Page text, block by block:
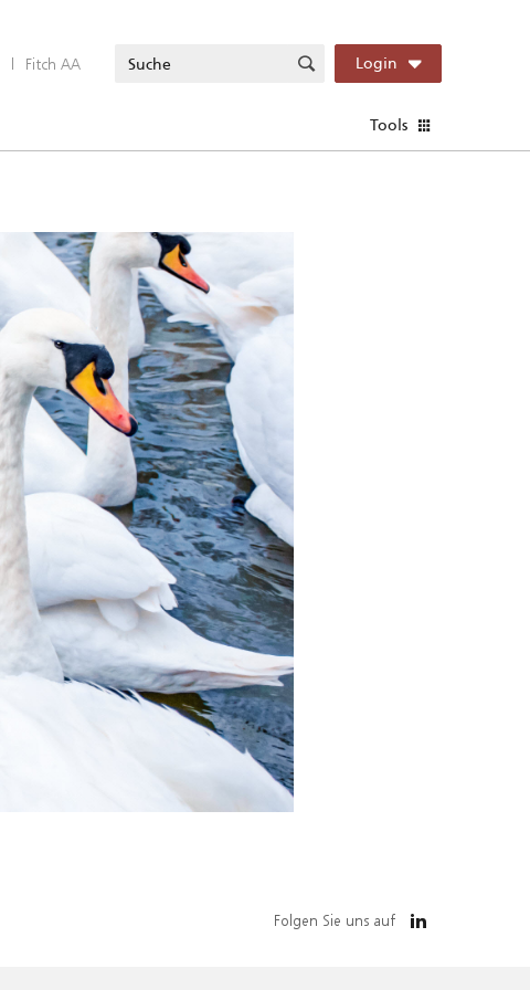
| Fitch AA Login
Tools
Folgen Sie uns auf